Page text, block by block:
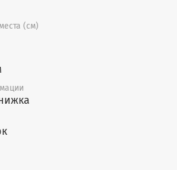
возможно
изменить
форму
(см)